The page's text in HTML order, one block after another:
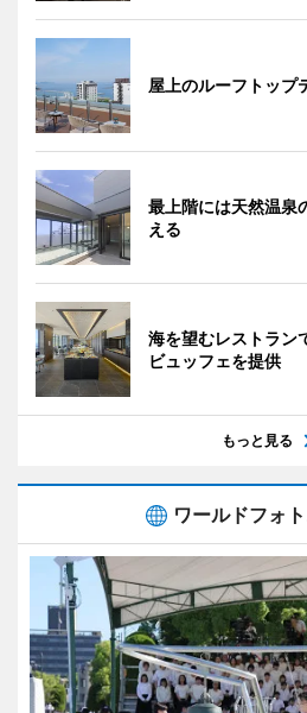
屋上のルーフトップ
最上階には天然温泉
える
海を望むレストラン
ビュッフェを提供
もっと見る
ワールドフォ